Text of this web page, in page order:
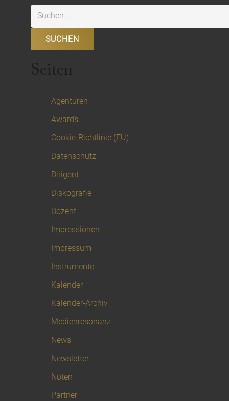
Suchen
nach:
Seiten
Agenturen
Awards
Cookie-Richtlinie (EU)
Datenschutz
Dirigent
Diskografie
Dozent
Impressionen
Impressum
Instrumente
Kalender
Kalender-Archiv
Medienresonanz
News
Newsletter
Noten
Partner